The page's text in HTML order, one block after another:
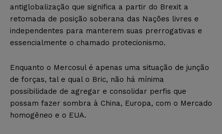
antiglobalização que significa a partir do Brexit a
retomada de posição soberana das Nações livres e
independentes para manterem suas prerrogativas e
essencialmente o chamado protecionismo.
Enquanto o Mercosul é apenas uma situação de junção
de forças, tal e qual o Bric, não há mínima
possibilidade de agregar e consolidar perfis que
possam fazer sombra à China, Europa, com o Mercado
homogêneo e o EUA.